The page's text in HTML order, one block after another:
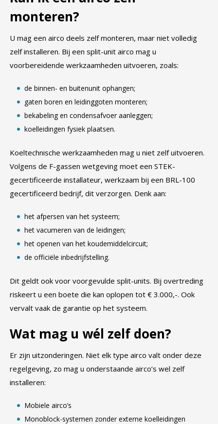
monteren?
U mag een airco deels zelf monteren, maar niet volledig
zelf installeren. Bij een split-unit airco mag u
voorbereidende werkzaamheden uitvoeren, zoals:
de binnen- en buitenunit ophangen;
gaten boren en leidinggoten monteren;
bekabeling en condensafvoer aanleggen;
koelleidingen fysiek plaatsen.
Koeltechnische werkzaamheden mag u niet zelf uitvoeren.
Volgens de F-gassen wetgeving moet een STEK-
gecertificeerde installateur, werkzaam bij een BRL-100
gecertificeerd bedrijf, dit verzorgen. Denk aan:
het afpersen van het systeem;
het vacumeren van de leidingen;
het openen van het koudemiddelcircuit;
de officiële inbedrijfstelling.
Dit geldt ook voor voorgevulde split-units. Bij overtreding
riskeert u een boete die kan oplopen tot € 3.000,-. Ook
vervalt vaak de garantie op het systeem.
Wat mag u wél zelf doen?
Er zijn uitzonderingen. Niet elk type airco valt onder deze
regelgeving, zo mag u onderstaande airco’s wel zelf
installeren:
Mobiele airco’s
Monoblock-systemen zonder externe koelleidingen